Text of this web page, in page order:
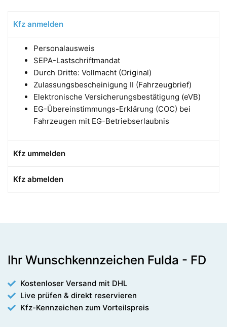
Kfz anmelden
Personalausweis
SEPA-Lastschriftmandat
Durch Dritte: Vollmacht (Original)
Zulassungsbescheinigung II (Fahrzeugbrief)
Elektronische Versicherungsbestätigung (eVB)
EG-Übereinstimmungs-Erklärung (COC) bei
Fahrzeugen mit EG-Betriebserlaubnis
Kfz ummelden
Kfz abmelden
Ihr Wunschkennzeichen Fulda - FD
Kostenloser Versand mit DHL
Live prüfen & direkt reservieren
Kfz-Kennzeichen zum Vorteilspreis